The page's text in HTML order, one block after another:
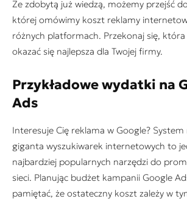
Ze zdobytą już wiedzą, możemy przejść
której omówimy koszt reklamy
różnych platformach. Przekonaj się,
okazać się najlepsza dla Twojej firmy.
Przykładowe wydatki na
Ads
Interesuje Cię reklama w Google?
giganta wyszukiwarek internetowych to
najbardziej popularnych narzędzi do
sieci. Planując budżet kampanii Google
pamiętać, że ostateczny koszt zależy w